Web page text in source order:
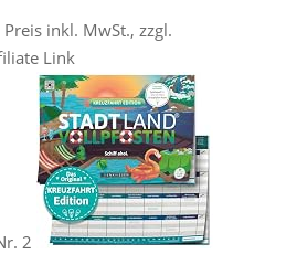
Preis inkl. MwSt., zzgl.
Link
2